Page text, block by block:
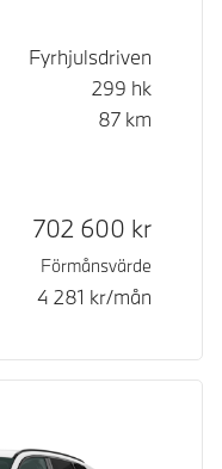
Fyrhjulsdriven
299 hk
87 km
Kontantpris
702 600 kr
Förmånsvärde
4 281 kr/mån